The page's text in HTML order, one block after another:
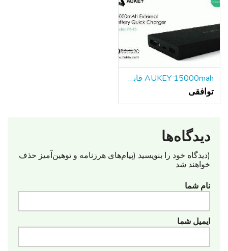
AUKEY 15000mah قابل حمل باتری خارجی بانک شارژر سریع
توافقی
دیدگاه‌ها
(دیدگاه خود را بنویسید (پیام‌های هرزنامه‌ و توهین‌آمیز حذف
خواهند شد
نام شما
ایمیل شما